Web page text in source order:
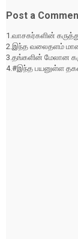
Post a
1.வாசகர்களின்
2.இந்த வலைதளம்
3.தங்களின் மேலான
4.#இந்த பயனுள்ள